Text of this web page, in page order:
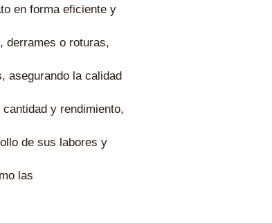
en forma eficiente y
derrames o roturas,
asegurando la calidad
y rendimiento,
de sus labores y
las